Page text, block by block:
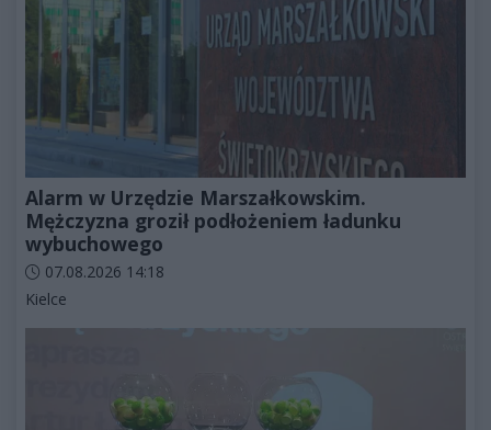
Alarm w Urzędzie Marszałkowskim.
Mężczyzna groził podłożeniem ładunku
wybuchowego
Data dodania artykułu:
07.08.2026 14:18
Kategorie artykułu:
Kielce